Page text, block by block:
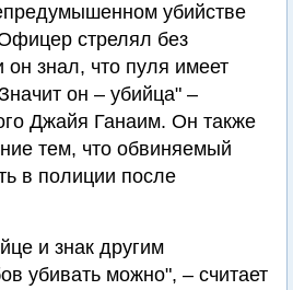
убийстве
стрелял без
знал, что пуля имеет
он – убийца" –
Джайя Ганаим. Он также
тем, что обвиняемый
в полиции после
и знак другим
убивать можно", – считает